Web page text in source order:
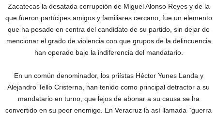
Zacatecas la desatada corrupción de Miguel Alonso Reyes y de la
que fueron partícipes amigos y familiares cercano, fue un elemento
que ha pesado en contra del candidato de su partido, sin dejar de
mencionar el grado de violencia con que grupos de la delincuencia
han operado bajo la indiferencia del mandatario.
En un común denominador, los priístas Héctor Yunes Landa y
Alejandro Tello Cristerna, han tenido como principal detractor a su
mandatario en turno, que lejos de abonar a su causa se ha
convertido en su peor enemigo. En Veracruz la así llamada ‘‘guerra